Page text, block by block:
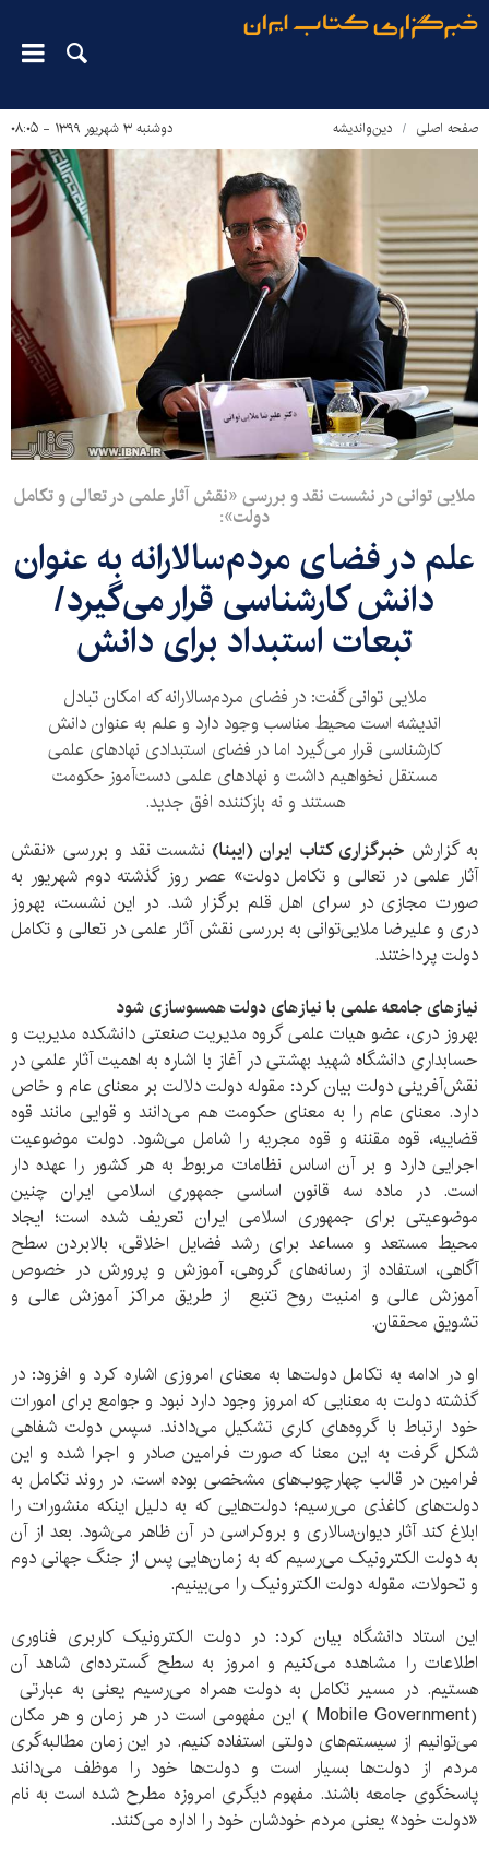
صفحه اصلی دین‌واندیشه دوشنبه ۳ شهریور ۱۳۹۹ - ۰۸:۰۵
ملایی توانی در نشست نقد و بررسی «نقش آثار علمی در تعالی و تکامل
دولت»:
علم در فضای مردم‌سالارانه به عنوان
دانش کارشناسی قرار می‌گیرد/
تبعات استبداد برای دانش
ملایی توانی گفت: در فضای مردم‌سالارانه که امکان تبادل
اندیشه است محیط مناسب وجود دارد و علم به عنوان دانش
کارشناسی قرار می‌گیرد اما در فضای استبدادی نهادهای علمی
مستقل نخواهیم داشت و نهادهای علمی دست‌آموز حکومت
هستند و نه بازکننده افق جدید.
به گزارش خبرگزاری کتاب ایران (ایبنا) نشست نقد و بررسی «نقش
آثار علمی در تعالی و تکامل دولت» عصر روز گذشته دوم شهریور به
صورت مجازی در سرای اهل قلم برگزار شد. در این نشست، بهروز
دری و علیرضا ملایی‌توانی به بررسی نقش آثار علمی در تعالی و تکامل
دولت پرداختند.
نیازهای جامعه علمی با نیازهای دولت همسوسازی شود
بهروز دری، عضو هیات علمی گروه مدیریت صنعتی دانشکده مدیریت و
حسابداری دانشگاه شهید بهشتی در آغاز با اشاره به اهمیت آثار علمی در
نقش‌آفرینی دولت بیان کرد: مقوله دولت دلالت بر معنای عام و خاص
دارد. معنای عام را به معنای حکومت هم می‌دانند و قوایی مانند قوه
قضاییه، قوه مقننه و قوه مجریه را شامل می‌شود. دولت موضوعیت
اجرایی دارد و بر آن اساس نظامات مربوط به هر کشور را عهده دار
است. در ماده سه قانون اساسی جمهوری اسلامی ایران چنین
موضوعیتی برای جمهوری اسلامی ایران تعریف شده است؛ ایجاد
محیط مستعد و مساعد برای رشد فضایل اخلاقی، بالابردن سطح
آگاهی، استفاده از رسانه‌های گروهی، آموزش و پرورش در خصوص
آموزش عالی و امنیت روح تتبع از طریق مراکز آموزش عالی و
تشویق محققان.
او در ادامه به تکامل دولت‌ها به معنای امروزی اشاره کرد و افزود: در
گذشته دولت به معنایی که امروز وجود دارد نبود و جوامع برای امورات
خود ارتباط‌ با گروه‌های کاری تشکیل می‌دادند. سپس دولت شفاهی
شکل گرفت به این معنا که صورت فرامین صادر و اجرا شده و این
فرامین در قالب چهارچوب‌های مشخصی بوده است. در روند تکامل به
دولت‌های کاغذی می‌رسیم؛ دولت‌هایی که به دلیل اینکه منشورات را
ابلاغ کند آثار دیوان‌سالاری‌ و بروکراسی در آن ظاهر می‌شود. بعد از آن
به دولت الکترونیک می‌رسیم که به زمان‌هایی پس از جنگ جهانی دوم
و تحولات، مقوله دولت الکترونیک را می‌بینیم.
این استاد دانشگاه بیان کرد: در دولت الکترونیک کاربری فناوری
اطلاعات را مشاهده می‌کنیم و امروز به سطح گسترده‌ای شاهد آن
هستیم. در مسیر تکامل به دولت همراه می‌رسیم یعنی به عبارتی
(Mobile Government ) این مفهومی است در هر زمان و هر مکان
می‌توانیم از سیستم‌های دولتی استفاده کنیم. در این زمان مطالبه‌گری
مردم از دولت‌ها بسیار است و دولت‌ها خود را موظف می‌دانند
پاسخگوی جامعه باشند. مفهوم دیگری امروزه مطرح شده است به نام
«دولت خود» یعنی مردم خودشان خود را اداره می‌کنند.